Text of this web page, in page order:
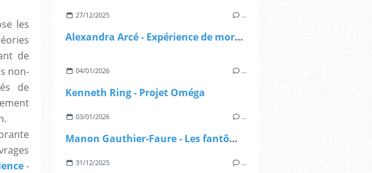
les
de
non-
de
-
27/12/2025 …
Alexandra Arcé - Expérience de mort imminente - L'approche jungienne
04/01/2026 …
Kenneth Ring - Projet Oméga
03/01/2026 …
Manon Gauthier-Faure - Les fantômes du lac
31/12/2025 …